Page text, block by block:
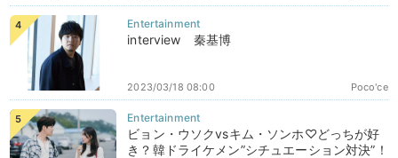
interview 秦基博
Poco'ce
2023/03/18 08:00
ビョン・ウソクvsキム・ソンホ♡どっちが好
き？韓ドライケメン”シチュエーション対決”！